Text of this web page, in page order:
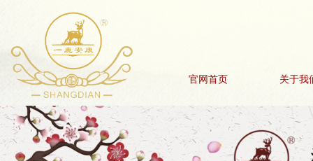
官网首页 关于我